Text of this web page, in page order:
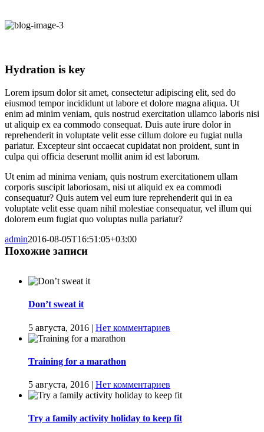
Hydration is key
Lorem ipsum dolor sit amet, consectetur adipiscing elit, sed do
eiusmod tempor incididunt ut labore et dolore magna aliqua. Ut
enim ad minim veniam, quis nostrud exercitation ullamco laboris nisi
ut aliquip ex ea commodo consequat. Duis aute irure dolor in
reprehenderit in voluptate velit esse cillum dolore eu fugiat nulla
pariatur. Excepteur sint occaecat cupidatat non proident, sunt in
culpa qui officia deserunt mollit anim id est laborum.
Ut enim ad minima veniam, quis nostrum exercitationem ullam
corporis suscipit laboriosam, nisi ut aliquid ex ea commodi
consequatur? Quis autem vel eum iure reprehenderit qui in ea
voluptate velit esse quam nihil molestiae consequatur, vel illum qui
dolorem eum fugiat quo voluptas nulla pariatur?
admin2016-08-05T16:51:05+03:00
Похожие записи
Don’t sweat it
5 августа, 2016 | Нет комментариев
Training for a marathon
5 августа, 2016 | Нет комментариев
Try a family activity holiday to keep fit